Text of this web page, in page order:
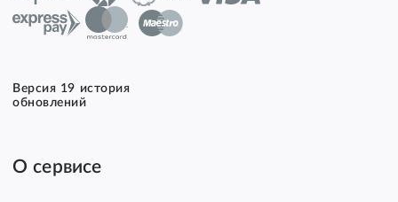
Версия 19 история
обновлений
О сервисе